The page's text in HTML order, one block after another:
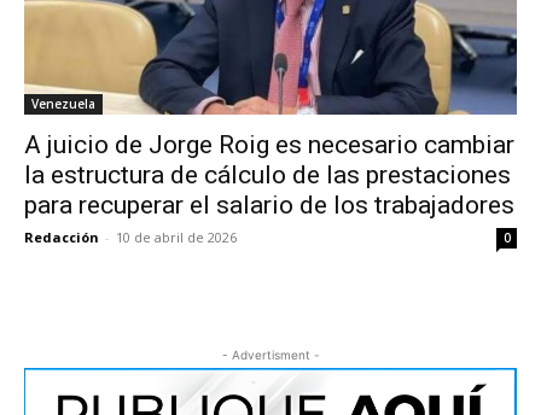
Venezuela
A juicio de Jorge Roig es necesario cambiar
la estructura de cálculo de las prestaciones
para recuperar el salario de los trabajadores
Redacción - 10 de abril de 2026 0
- Advertisment -